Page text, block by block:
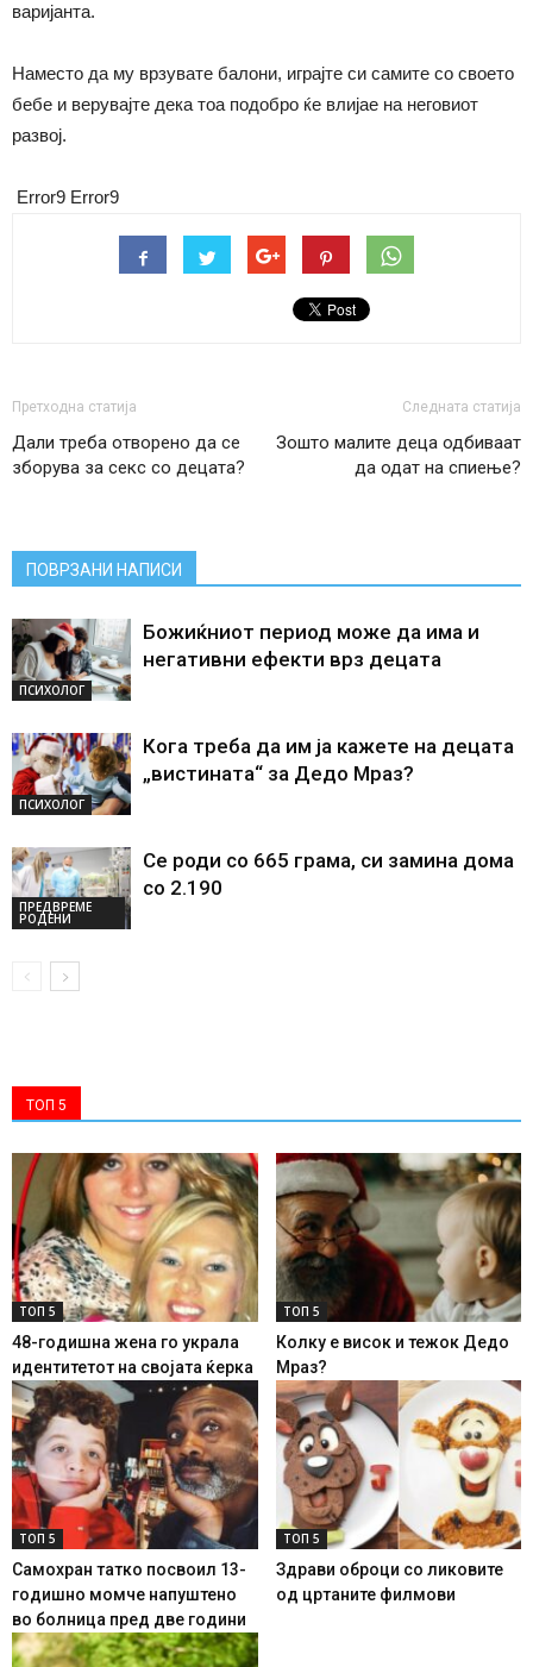
варијанта.
Наместо да му врзувате балони, играјте си самите со своето
бебе и верувајте дека тоа подобро ќе влијае на неговиот
развој.
Error9 Error9
Претходна статија
Дали треба отворено да се
зборува за секс со децата?
Следната статија
Зошто малите деца одбиваат
да одат на спиење?
ПОВРЗАНИ НАПИСИ
ПСИХОЛОГ
Божиќниот период може да има и
негативни ефекти врз децата
ПСИХОЛОГ
Кога треба да им ја кажете на децата
„вистината“ за Дедо Мраз?
ПРЕДВРЕМЕ
РОДЕНИ
Се роди со 665 грама, си замина дома
со 2.190
ТОП 5
ТОП 5
48-годишна жена го украла
идентитетот на својата ќерка
ТОП 5
Колку е висок и тежок Дедо
Мраз?
ТОП 5
Самохран татко посвоил 13-
годишно момче напуштено
во болница пред две години
ТОП 5
Здрави оброци со ликовите
од цртаните филмови